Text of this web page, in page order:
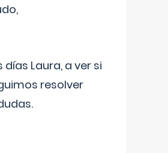
días Laura, a ver si
resolver